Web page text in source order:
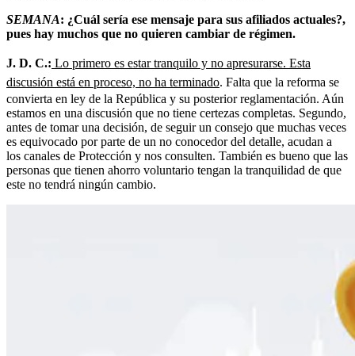
SEMANA: ¿Cuál sería ese mensaje para sus afiliados actuales?,
pues hay muchos que no quieren cambiar de régimen.
J. D. C.: Lo primero es estar tranquilo y no apresurarse. Esta
discusión está en proceso, no ha terminado. Falta que la reforma se
convierta en ley de la República y su posterior reglamentación. Aún
estamos en una discusión que no tiene certezas completas. Segundo,
antes de tomar una decisión, de seguir un consejo que muchas veces
es equivocado por parte de un no conocedor del detalle, acudan a
los canales de Protección y nos consulten. También es bueno que las
personas que tienen ahorro voluntario tengan la tranquilidad de que
este no tendrá ningún cambio.